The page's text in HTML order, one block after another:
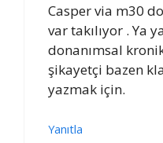
Casper via m30
var takılıyor . Ya
donanımsal
şikayetçi bazen
yazmak için.
Yanıtla